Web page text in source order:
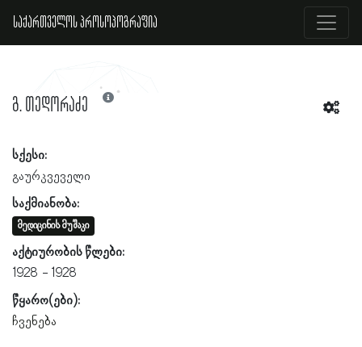
საქართველოს პროსოპოგრაფია
გ. თედორაძე
სქესი:
გაურკვეველი
საქმიანობა:
მედიცინის მუშაკი
აქტიურობის წლები:
1928
1928
წყარო(ები):
ჩვენება